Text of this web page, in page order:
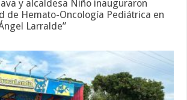
y alcaldesa Niño inauguraron
de Hemato-Oncología Pediátrica en
Larralde”